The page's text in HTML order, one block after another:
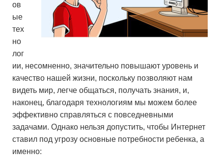
ов
ые
тех
но
лог
ии, несомненно, значительно повышают уровень и
качество нашей жизни, поскольку позволяют нам
видеть мир, легче общаться, получать знания, и,
наконец, благодаря технологиям мы можем более
эффективно справляться с повседневными
задачами. Однако нельзя допустить, чтобы Интернет
ставил под угрозу основные потребности ребенка, а
именно: